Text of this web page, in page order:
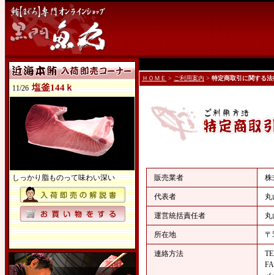
11/26 塩釜144ｋ
しっかり脂ものって味わい深い
ＨＯＭＥ > ご利用案内 > 特定商取引に関する
販売業者
代表者
運営統括責任者
所在地 〒
連絡方法